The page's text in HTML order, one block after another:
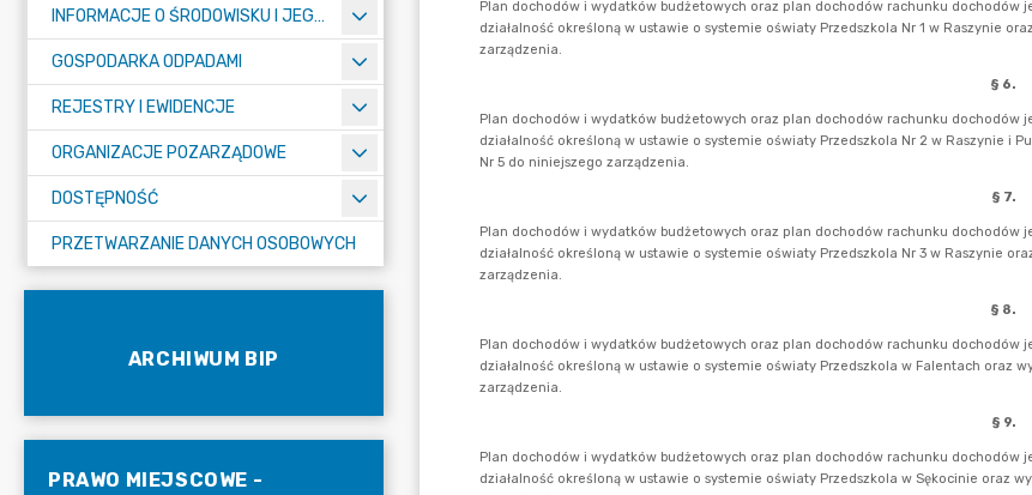
INFORMACJE O ŚRODOWISKU I JEGO OCHRONIE
GOSPODARKA ODPADAMI
REJESTRY I EWIDENCJE
ORGANIZACJE POZARZĄDOWE
DOSTĘPNOŚĆ
PRZETWARZANIE DANYCH OSOBOWYCH
ARCHIWUM BIP
PRAWO MIEJSCOWE -